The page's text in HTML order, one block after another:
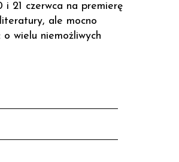
21 czerwca na premierę
ale mocno
wielu niemożliwych